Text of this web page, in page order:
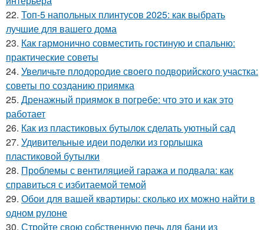
22. Топ-5 напольных плинтусов 2025: как выбрать
лучшие для вашего дома
23. Как гармонично совместить гостиную и спальню:
практические советы
24. Увеличьте плодородие своего подворийского участка:
советы по созданию приямка
25. Дренажный приямок в погребе: что это и как это
работает
26. Как из пластиковых бутылок сделать уютный сад
27. Удивительные идеи поделки из горлышка
пластиковой бутылки
28. Проблемы с вентиляцией гаража и подвала: как
справиться с избитаемой темой
29. Обои для вашей квартиры: сколько их можно найти в
одном рулоне
30. Стройте свою собственную печь для бани из